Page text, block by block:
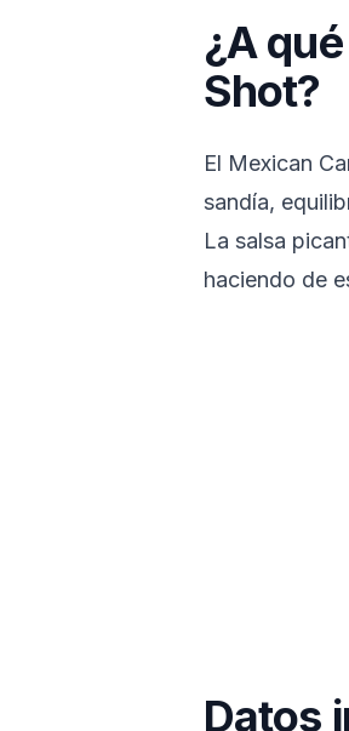
¿A
Shot?
El Mexican
sandía,
La salsa
haciendo de
Datos